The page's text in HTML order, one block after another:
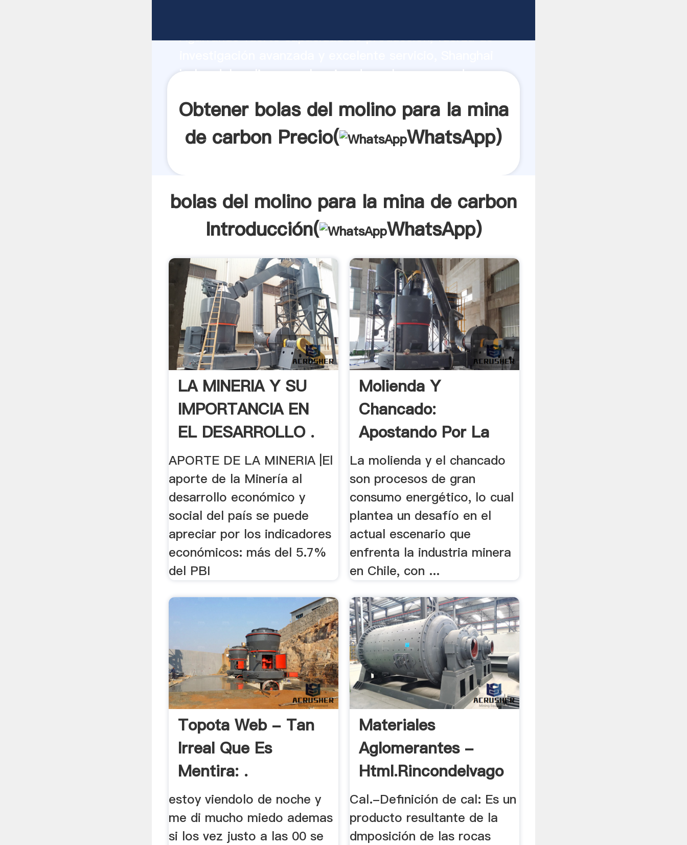
Agarrando fuerte capacidad de producción, fuerza de
bolas del molino para la mina de carbon proveedor crea
Obtener bolas del molino para la mina
de carbon Precio(
WhatsApp)
bolas del molino para la mina de carbon
Introducción(
WhatsApp)
LA MINERIA Y SU
IMPORTANCIA EN
EL DESARROLLO .
APORTE DE LA MINERIA |El
aporte de la Minería al
desarrollo económico y
social del país se puede
apreciar por los indicadores
económicos: más del 5.7%
del PBI
Molienda Y
Chancado:
Apostando Por La
Eficiencia .
La molienda y el chancado
son procesos de gran
consumo energético, lo cual
plantea un desafío en el
actual escenario que
enfrenta la industria minera
en Chile, con ...
Topota Web - Tan
Irreal Que Es
Mentira: .
estoy viendolo de noche y
me di mucho miedo ademas
si los vez justo a las 00 se
Materiales
Aglomerantes -
Html.rincondelvago
Cal.-Definición de cal: Es un
producto resultante de la
dmposición de las rocas